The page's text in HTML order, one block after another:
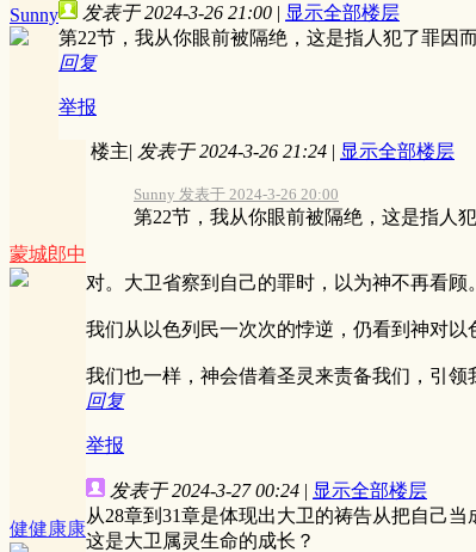
Sunny 发表于 2024-3-26 21:00 | 显示全部楼层
第22节，我从你眼前被隔绝，这是指人犯了罪因
回复
举报
蒙城郎中
楼主| 发表于 2024-3-26 21:24 | 显示全部楼层
Sunny 发表于 2024-3-26 20:00
第22节，我从你眼前被隔绝，这是指人
对。大卫省察到自己的罪时，以为神不再看顾。
我们从以色列民一次次的悖逆，仍看到神对
我们也一样，神会借着圣灵来责备我们，引领
回复
举报
健健康康
发表于 2024-3-27 00:24 | 显示全部楼层
从28章到31章是体现出大卫的祷告从把自己
这是大卫属灵生命的成长？